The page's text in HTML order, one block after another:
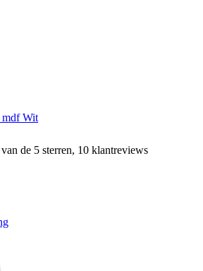
mdf Wit
de 5 sterren, 10 klantreviews